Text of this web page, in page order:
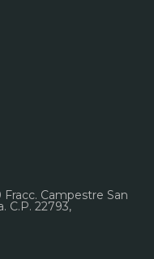
Campestre San
C.P. 22793,